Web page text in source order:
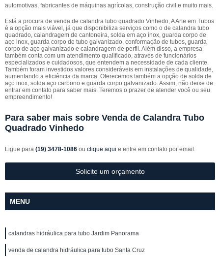
automotivas, fabricantes de máquinas agrícolas, construção civil e muito mais.
Está a procura de venda de calandra tubo quadrado Vinhedo, A Arte em Tubos
é a opção mais viável, já que disponibiliza serviços como o de calandra tubo
quadrado, calandragem de cantoneira, solda em aço inox, guarda corpo de
aço inox, guarda corpo de tubo galvanizado, conformação de tubos, guarda
corpo de aço galvanizado e calandragem de perfil. Além disso, a empresa
também conta com um atendimento qualificado, através de funcionários
especializados e cuidadosos, que entendem a necessidade de cada cliente.
Também foram investidos valores consideráveis em instalações de qualidade,
aumentando a eficiência da marca. Oferecemos também a opção de solda de
aço inox, solda aço carbono e guarda corpo galvanizado. Assim, não deixe de
entrar em contato para saber mais. Teremos o prazer de atender você ou seu
empreendimento!
Para saber mais sobre Venda de Calandra Tubo
Quadrado Vinhedo
Ligue para (19) 3478-1086 ou clique aqui e entre em contato por email.
Solicite um orçamento
MENU
calandras hidráulica para tubo Jardim Panorama
venda de calandra hidráulica para tubo Santa Cruz